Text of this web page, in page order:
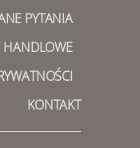
PYTANIA
KONTAKT